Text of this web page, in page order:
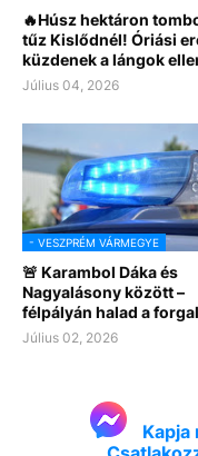
🔥Húsz hektáron
tűz Kislődnél! Óriási
küzdenek a lángok
Július 04, 2026
- VESZPRÉM VÁRMEGYE
🚨 Karambol Dáka és
Nagyalásony között –
félpályán halad a
Július 02, 2026
Kapja